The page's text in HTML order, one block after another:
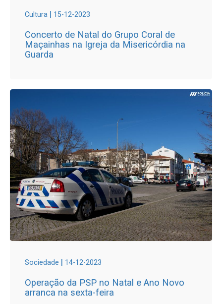
Cultura | 15-12-2023
Concerto de Natal do Grupo Coral de
Maçainhas na Igreja da Misericórdia na
Guarda
Sociedade | 14-12-2023
Operação da PSP no Natal e Ano Novo
arranca na sexta-feira